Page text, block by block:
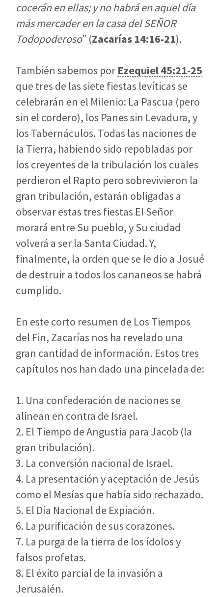
cocerán en ellas; y no habrá en aquel día
más mercader en la casa del SEÑOR
Todopoderoso” (Zacarías 14:16-21).
También sabemos por Ezequiel 45:21-25
que tres de las siete fiestas levíticas se
celebrarán en el Milenio: La Pascua (pero
sin el cordero), los Panes sin Levadura, y
los Tabernáculos. Todas las naciones de
la Tierra, habiendo sido repobladas por
los creyentes de la tribulación los cuales
perdieron el Rapto pero sobrevivieron la
gran tribulación, estarán obligadas a
observar estas tres fiestas El Señor
morará entre Su pueblo, y Su ciudad
volverá a ser la Santa Ciudad. Y,
finalmente, la orden que se le dio a Josué
de destruir a todos los cananeos se habrá
cumplido.
En este corto resumen de Los Tiempos
del Fin, Zacarías nos ha revelado una
gran cantidad de información. Estos tres
capítulos nos han dado una pincelada de:
1. Una confederación de naciones se
alinean en contra de Israel.
2. El Tiempo de Angustia para Jacob (la
gran tribulación).
3. La conversión nacional de Israel.
4. La presentación y aceptación de Jesús
como el Mesías que había sido rechazado.
5. El Día Nacional de Expiación.
6. La purificación de sus corazones.
7. La purga de la tierra de los ídolos y
falsos profetas.
8. El éxito parcial de la invasión a
Jerusalén.